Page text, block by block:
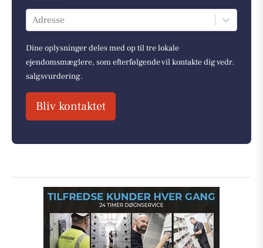
Adresse
Dine oplysninger deles med op til tre lokale
ejendomsmæglere, som efterfølgende vil kontakte dig vedr.
salgsvurdering.
Bliv kontaktet